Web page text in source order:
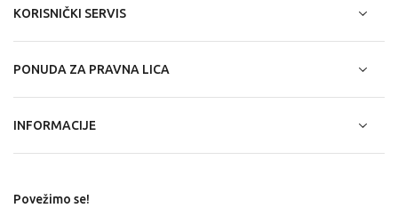
KORISNIČKI SERVIS
PONUDA ZA PRAVNA LICA
INFORMACIJE
Povežimo se!